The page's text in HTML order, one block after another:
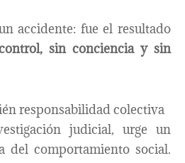
accidente: fue el resultado
sin conciencia y sin
responsabilidad colectiva
judicial, urge un
del comportamiento social.